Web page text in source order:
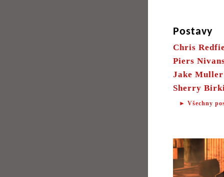
Postavy
Chris
Piers
Jake Muller
Sherry
► Všechny